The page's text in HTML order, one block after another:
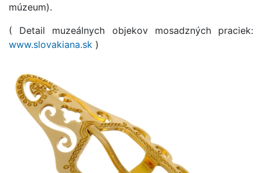
múzeum).
( Detail muzeálnych objekov mosadzných praciek:
www.slovakiana.sk )